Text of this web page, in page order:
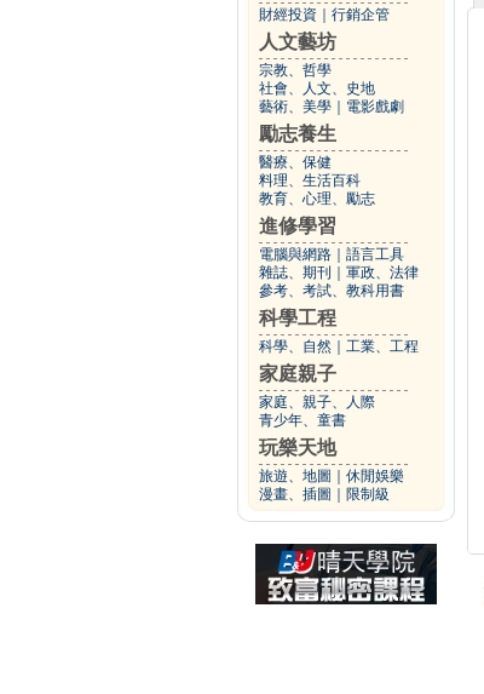
財經投資 行銷企管
人文藝坊
宗教、哲學
社會、人文、史地
藝術、美學
電影戲劇
勵志養生
醫療、保健
料理、生活百科
教育、心理、勵志
進修學習
電腦與網路
語言工具
雜誌、期刊
軍政、法律
參考、考試、教科用書
科學工程
科學、自然 工業、工程
家庭親子
家庭、親子、人際
青少年、童書
玩樂天地
旅遊、地圖
休閒娛樂
漫畫、插圖
限制級